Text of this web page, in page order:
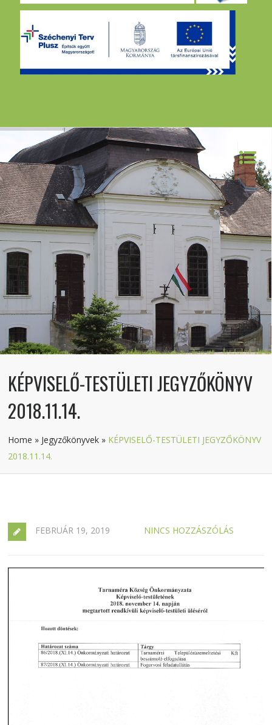
KÉPVISELŐ-TESTÜLETI JEGYZŐKÖNYV
2018.11.14.
Home » Jegyzőkönyvek » KÉPVISELŐ-TESTÜLETI JEGYZŐKÖNYV
2018.11.14.
FEBRUÁR 19, 2019 NINCS HOZZÁSZÓLÁS